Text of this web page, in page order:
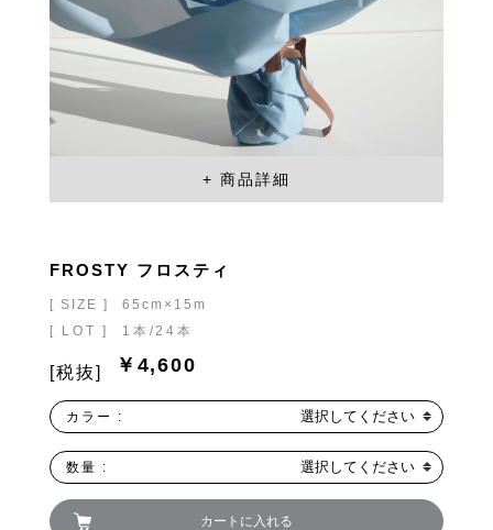
FROSTY フロスティ
[ SIZE ]
65cm×15m
[ LOT ]
1本/24本
￥4,600
[税抜]
カラー : 選択してください
数量 : 選択してください
カートに入れる